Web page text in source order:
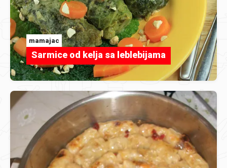
mamajac
Sarmice od kelja sa leblebijama